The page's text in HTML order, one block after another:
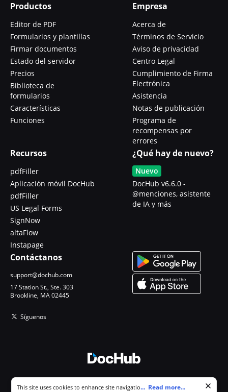
Productos
Editor de PDF
Formularios y plantillas
Firmar documentos
Estado del servidor
Precios
Biblioteca de
formularios
Características
Funciones
Empresa
Acerca de
Términos de Servicio
Aviso de privacidad
Centro Legal
Cumplimiento de Firma
Electrónica
Asistencia
Notas de publicación
Programa de
recompensas por
errores
Recursos
pdfFiller
Aplicación móvil DocHub
pdfFiller
US Legal Forms
SignNow
altaFlow
Instapage
¿Qué hay de nuevo?
Nuevo
DocHub v6.6.0 -
@menciones, asistente
de IA y más
Contáctanos
support@dochub.com
17 Station St., Ste. 303
Brookline, MA 02445
Síguenos
Cookie consent notice
This site uses cookies to enhance site navigation and personalize
... Read more...